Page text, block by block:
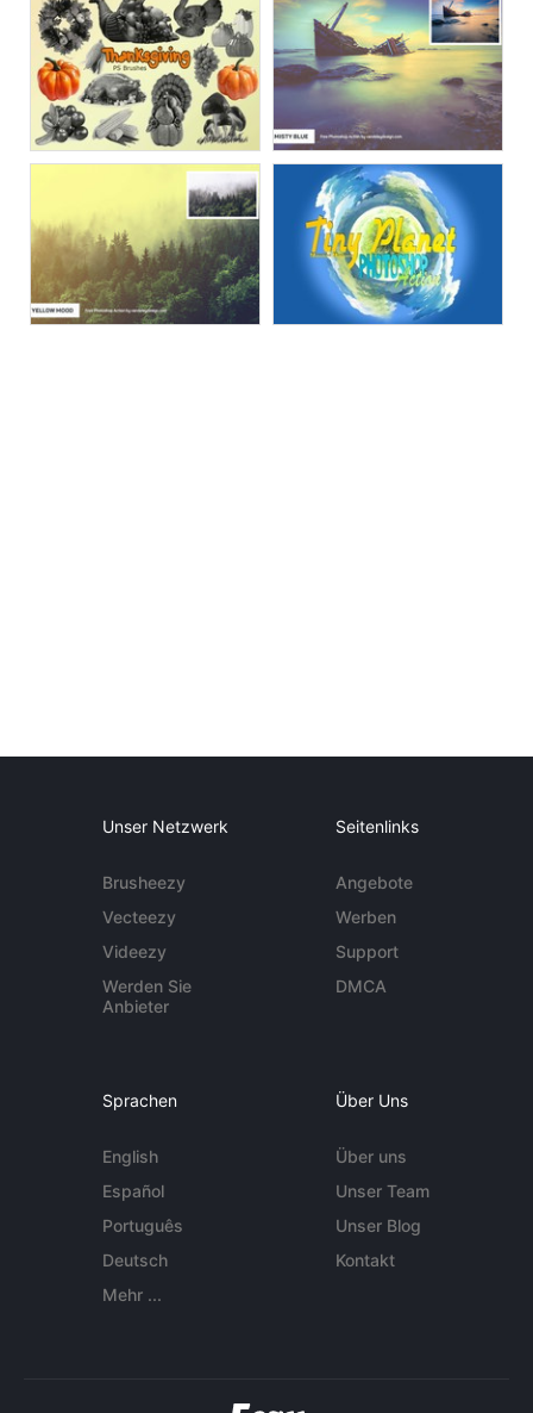
Unser Netzwerk
Brusheezy
Vecteezy
Videezy
Werden Sie
Anbieter
Seitenlinks
Angebote
Werben
Support
DMCA
Sprachen
English
Español
Português
Deutsch
Mehr ...
Über Uns
Über uns
Unser Team
Unser Blog
Kontakt